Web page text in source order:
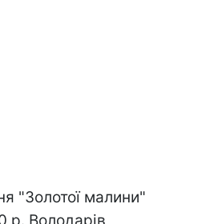
"Золотої малини"
р. Володарів